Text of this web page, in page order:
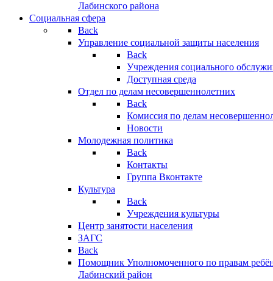
Лабинского района
Социальная сфера
Back
Управление социальной защиты населения
Back
Учреждения социального
Доступная среда
Отдел по делам несовершеннолетних
Back
Комиссия по делам
Новости
Молодежная политика
Back
Контакты
Группа Вконтакте
Культура
Back
Учреждения культуры
Центр занятости населения
ЗАГС
Back
Помощник Уполномоченного по правам
Лабинский район